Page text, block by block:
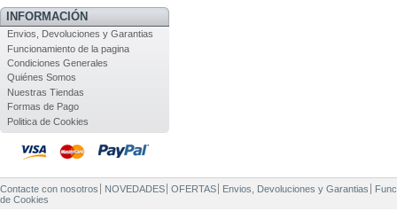
INFORMACIÓN
Envios, Devoluciones y Garantias
Funcionamiento de la pagina
Condiciones Generales
Quiénes Somos
Nuestras Tiendas
Formas de Pago
Politica de Cookies
Contacte con nosotros NOVEDADES OFERTAS Envios, Devoluciones y Garantias
de Cookies